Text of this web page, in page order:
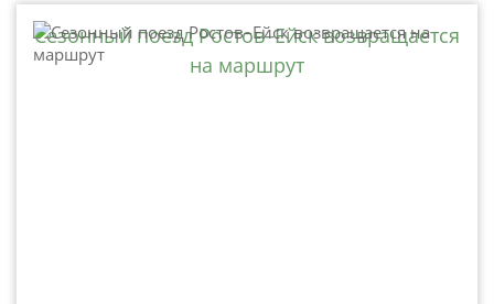
Сезонный поезд Ростов–Ейск возвращается
на маршрут